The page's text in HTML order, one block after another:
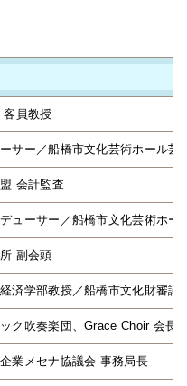
客員教授
サー／船橋市文化芸術ホール芸
会計監査
ューサー／船橋市文化芸術ホー
副会頭
済学部教授／船橋市文化財審議
ク吹奏楽団、Grace Choir 会長
業メセナ協議会 事務局長